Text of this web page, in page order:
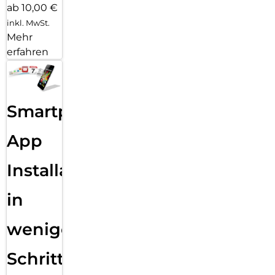
ab 10,00 €
inkl. MwSt.
Mehr
erfahren
Smartphone
App
Installation
in
wenigen
Schritten